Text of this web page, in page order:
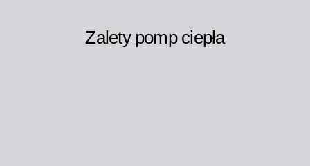
Zalety pomp ciepła